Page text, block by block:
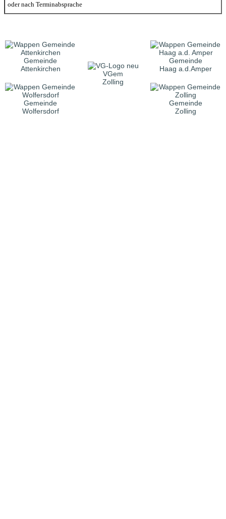
oder nach Terminabsprache
Gemeinde
Attenkirchen
VGem
Zolling
Gemeinde
Haag a.d.Amper
Gemeinde
Wolfersdorf
Gemeinde
Zolling